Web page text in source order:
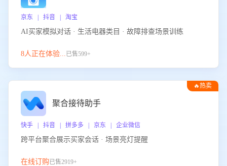
京东 | 抖音 | 淘宝
AI买家模拟对话 · 生活电器类目 · 故障排查场景训练
8人正在体验...已售599+
🔥热卖
聚合接待助手
快手 | 抖音 | 拼多多 | 京东 | 企业微信
跨平台聚合展示买家会话 · 场景亮灯提醒
在线订购已售2919+